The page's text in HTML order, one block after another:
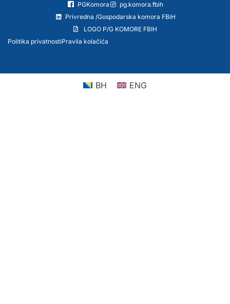
PGKomora
pg.komora.fbih
Privredna /Gospodarska komora FBiH
LOGO P/G KOMORE FBIH
Politika privatnostiPravila kolačića
BH ENG